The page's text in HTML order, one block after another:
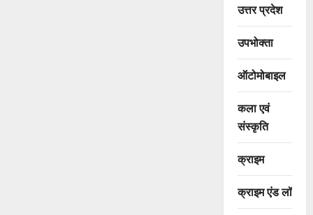
उत्तर प्रदेश
उपभोक्ता
ऑटोमोबाइल
कला एवं
संस्कृति
क्राइम
क्राइम एंड लॉ